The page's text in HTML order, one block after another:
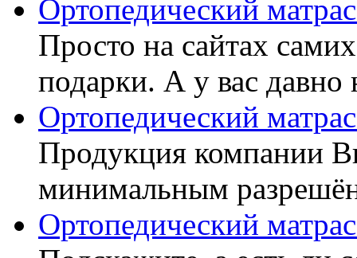
Ортопедический
Просто на сайтах
подарки. А у вас
Ортопедический
Продукция компании
минимальным
Ортопедический